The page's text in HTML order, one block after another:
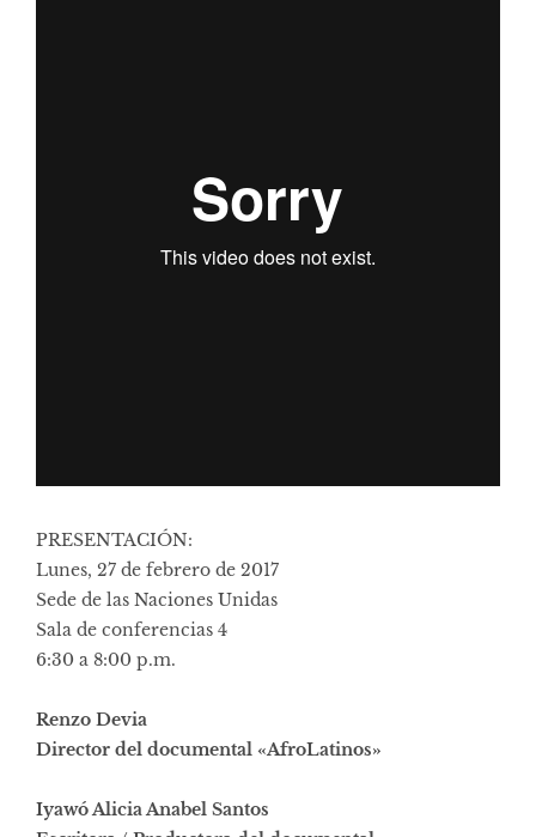
PRESENTACIÓN:
Lunes, 27 de febrero de 2017
Sede de las Naciones Unidas
Sala de conferencias 4
6:30 a 8:00 p.m.
Renzo Devia
Director del documental «AfroLatinos»
Iyawó Alicia Anabel Santos